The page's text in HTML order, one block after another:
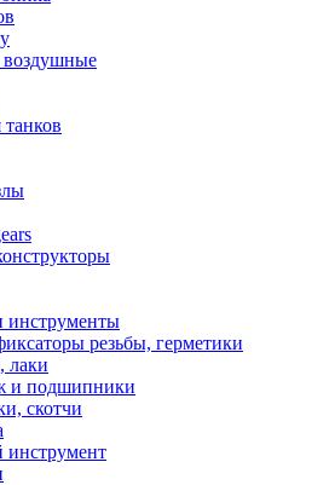
танков
инструменты
резьбы, герметики
лаки
и подшипники
скотчи
инструмент